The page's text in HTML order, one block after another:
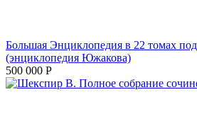
Большая Энциклопедия в 22 томах
(энциклопедия Южакова)
500 000 Р